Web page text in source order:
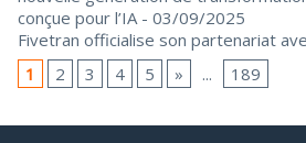
conçue pour l’IA - 03/09/2025
Fivetran officialise son partenariat
1
2 3 4 5 » ... 189